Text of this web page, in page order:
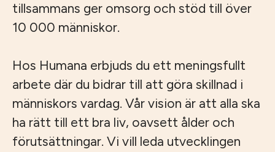
tillsammans ger omsorg och stöd till över
10 000 människor.
Hos Humana erbjuds du ett meningsfullt
arbete där du bidrar till att göra skillnad i
människors vardag. Vår vision är att alla ska
ha rätt till ett bra liv, oavsett ålder och
förutsättningar. Vi vill leda utvecklingen